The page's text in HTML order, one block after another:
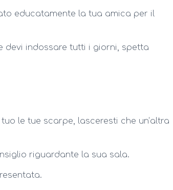
educatamente la tua amica per il
devi indossare tutti i giorni, spetta
le tue scarpe, lasceresti che un’altra
riguardante la sua sala.